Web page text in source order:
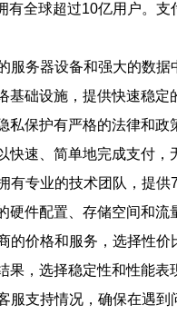
有全球超过10亿用户。
务器设备和强大的数据
础设施，提供快速稳定
保护有严格的法律和政
速、简单地完成支付，
专业的技术团队，提
件配置、存储空间和流
价格和服务，选择性价
，选择稳定性和性能表
支持情况，确保在遇到